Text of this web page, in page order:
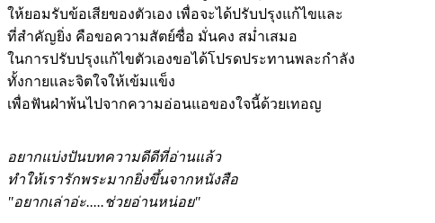
ให้ยอมรับข้อเสียของตัวเอง เพื่อจะได้ปรับปรุงแก้ไขและ
ที่สำคัญยิ่ง คือขอความสัตย์ซื่อ มั่นคง สม่ำเสมอ
ในการปรับปรุงแก้ไขตัวเองขอได้โปรดประทานพละกำลัง
ทั้งกายและจิตใจให้เข้มแข็ง
เพื่อฟันฝ่าพ้นไปจากความอ่อนแอของใจนี้ด้วยเทอญ
อยากแบ่งปันบทความดีดีที่อ่านแล้ว
ทำให้เรารักพระมากยิ่งขึ้นจากหนังสือ
"อยากเล่าอ่ะ.....ช่วยอ่านหน่อย"